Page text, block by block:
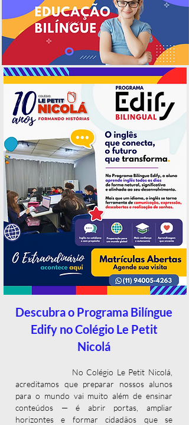
Descubra o Programa Bilíngue
Edify no Colégio Le Petit
Nicolá
No Colégio Le Petit Nicolá,
acreditamos que preparar nossos alunos
para o mundo vai muito além de ensinar
conteúdos — é abrir portas, ampliar
horizontes e formar cidadãos que se